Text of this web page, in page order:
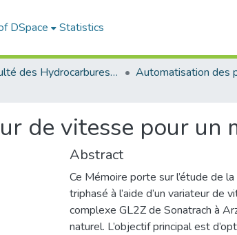
DSpace Statistics
Faculté des Hydrocarbures et de la Chimie
de vitesse pour
Abstract
Ce Mémoire porte sur l’étude de
triphasé à l’aide d’un variateur de
complexe GL2Z de Sonatrach à
naturel. L’objectif principal est